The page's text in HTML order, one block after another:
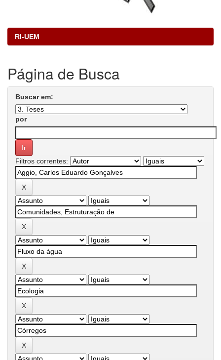
RI-UEM
Página de Busca
Buscar em:
por
Filtros correntes: